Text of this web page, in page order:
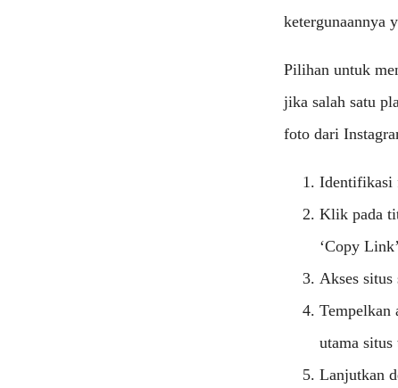
ketergunaannya
Pilihan untuk
jika salah satu
foto dari
Identifikasi
Klik pada
‘Copy
Akses situs
Tempelkan
utama situs
Lanjutkan